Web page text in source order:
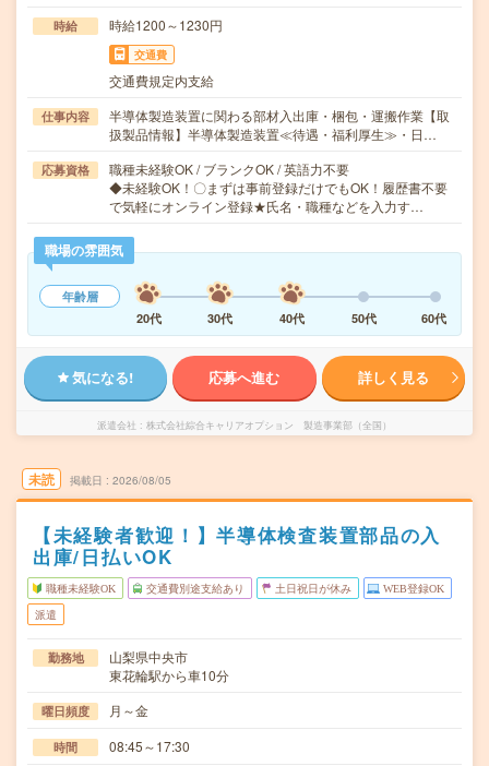
時給 時給1200～1230円
交通費
交通費規定内支給
仕事内容
半導体製造装置に関わる部材入出庫・梱包・運搬作業【取
扱製品情報】半導体製造装置≪待遇・福利厚生≫・日…
応募資格
職種未経験OK / ブランクOK / 英語力不要
◆未経験OK！〇まずは事前登録だけでもOK！履歴書不要
で気軽にオンライン登録★氏名・職種などを入力す…
職場の雰囲気
年齢層
20代
30代 40代 50代 60代
気になる! 応募へ進む 詳しく見る
派遣会社 株式会社綜合キャリアオプション 製造事業部（全国）
未読 掲載日 2026/08/05
【未経験者歓迎！】半導体検査装置部品の入
出庫/日払いOK
職種未経験OK 交通費別途支給あり 土日祝日が休み WEB登録OK
派遣
勤務地
山梨県中央市
東花輪駅から車10分
曜日頻度 月～金
時間 08:45～17:30